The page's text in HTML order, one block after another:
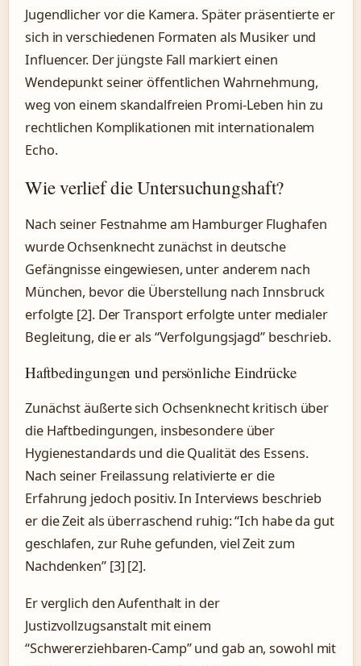
Jugendlicher vor die Kamera. Später präsentierte er
sich in verschiedenen Formaten als Musiker und
Influencer. Der jüngste Fall markiert einen
Wendepunkt seiner öffentlichen Wahrnehmung,
weg von einem skandalfreien Promi-Leben hin zu
rechtlichen Komplikationen mit internationalem
Echo.
Wie verlief die Untersuchungshaft?
Nach seiner Festnahme am Hamburger Flughafen
wurde Ochsenknecht zunächst in deutsche
Gefängnisse eingewiesen, unter anderem nach
München, bevor die Überstellung nach Innsbruck
erfolgte [2]. Der Transport erfolgte unter medialer
Begleitung, die er als “Verfolgungsjagd” beschrieb.
Haftbedingungen und persönliche Eindrücke
Zunächst äußerte sich Ochsenknecht kritisch über
die Haftbedingungen, insbesondere über
Hygienestandards und die Qualität des Essens.
Nach seiner Freilassung relativierte er die
Erfahrung jedoch positiv. In Interviews beschrieb
er die Zeit als überraschend ruhig: “Ich habe da gut
geschlafen, zur Ruhe gefunden, viel Zeit zum
Nachdenken” [3] [2].
Er verglich den Aufenthalt in der
Justizvollzugsanstalt mit einem
“Schwererziehbaren-Camp” und gab an, sowohl mit